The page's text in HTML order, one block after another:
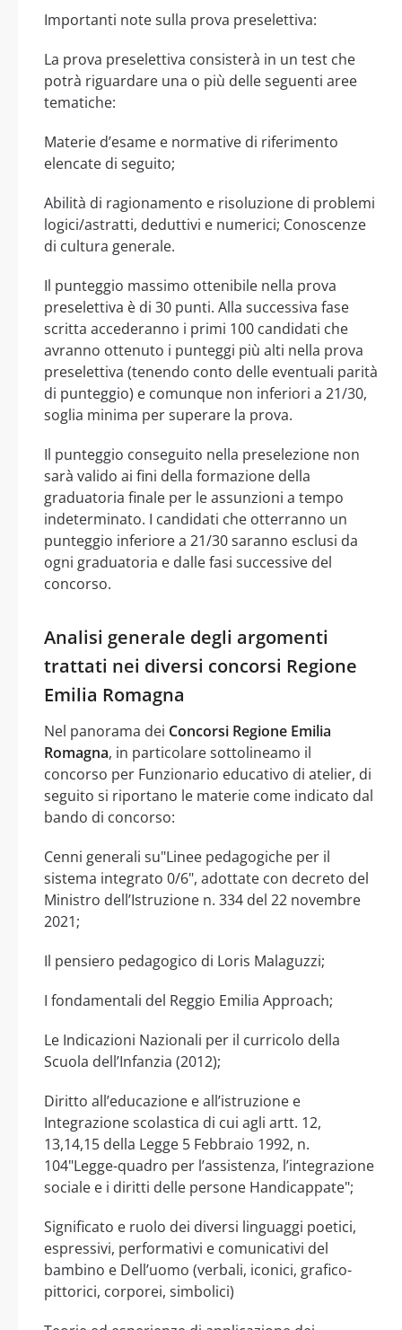
Importanti note sulla prova preselettiva:
La prova preselettiva consisterà in un test che
potrà riguardare una o più delle seguenti aree
tematiche:
Materie d’esame e normative di riferimento
elencate di seguito;
Abilità di ragionamento e risoluzione di problemi
logici/astratti, deduttivi e numerici; Conoscenze
di cultura generale.
Il punteggio massimo ottenibile nella prova
preselettiva è di 30 punti. Alla successiva fase
scritta accederanno i primi 100 candidati che
avranno ottenuto i punteggi più alti nella prova
preselettiva (tenendo conto delle eventuali parità
di punteggio) e comunque non inferiori a 21/30,
soglia minima per superare la prova.
Il punteggio conseguito nella preselezione non
sarà valido ai fini della formazione della
graduatoria finale per le assunzioni a tempo
indeterminato. I candidati che otterranno un
punteggio inferiore a 21/30 saranno esclusi da
ogni graduatoria e dalle fasi successive del
concorso.
Analisi generale degli argomenti
trattati nei diversi concorsi Regione
Emilia Romagna
Nel panorama dei Concorsi Regione Emilia
Romagna, in particolare sottolineamo il
concorso per Funzionario educativo di atelier, di
seguito si riportano le materie come indicato dal
bando di concorso:
Cenni generali su"Linee pedagogiche per il
sistema integrato 0/6", adottate con decreto del
Ministro dell’Istruzione n. 334 del 22 novembre
2021;
Il pensiero pedagogico di Loris Malaguzzi;
I fondamentali del Reggio Emilia Approach;
Le Indicazioni Nazionali per il curricolo della
Scuola dell’Infanzia (2012);
Diritto all’educazione e all’istruzione e
Integrazione scolastica di cui agli artt. 12,
13,14,15 della Legge 5 Febbraio 1992, n.
104"Legge-quadro per l’assistenza, l’integrazione
sociale e i diritti delle persone Handicappate";
Significato e ruolo dei diversi linguaggi poetici,
espressivi, performativi e comunicativi del
bambino e Dell’uomo (verbali, iconici, grafico-
pittorici, corporei, simbolici)